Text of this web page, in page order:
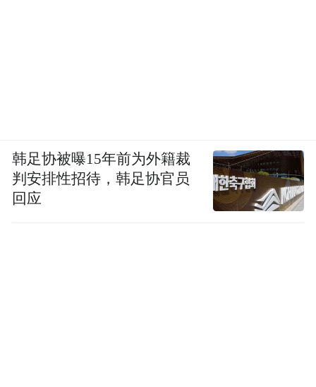
韩足协被曝15年前为外籍裁
判安排性招待，韩足协官员
回应